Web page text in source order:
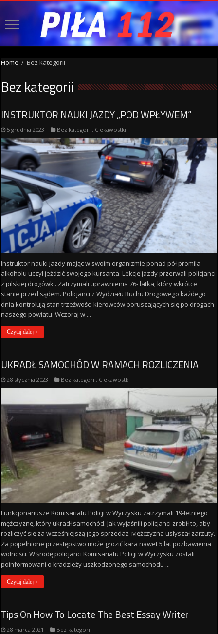
Home / Bez kategorii
Bez kategorii
INSTRUKTOR NAUKI JAZDY „POD WPŁYWEM”
5 grudnia 2023 Bez kategorii, Ciekawostki
Instruktor nauki jazdy mając w swoim organizmie ponad pół promila
alkoholu uczył jeździć swojego kursanta. Lekcję jazdy przerwali policjanci
z pilskiej drogówki. Zatrzymali uprawnienia 76- latka, który wkrótce
stanie przed sądem. Policjanci z Wydziału Ruchu Drogowego każdego
dnia kontrolują stan trzeźwości kierowców poruszających się po drogach
naszego powiatu. Wczoraj w ...
Czytaj dalej »
UKRADŁ SAMOCHÓD W RAMACH ROZLICZENIA
28 stycznia 2023 Bez kategorii, Ciekawostki
Funkcjonariusze Komisariatu Policji w Wyrzysku zatrzymali 19-letniego
mężczyznę, który ukradł samochód. Jak wyjaśnili policjanci zrobił to, aby
rozliczyć się za wcześniejszą jego sprzedaż. Mężczyzna usłyszał zarzuty.
Za popełnione przestępstwo może grozić kara nawet 5 lat pozbawienia
wolności. W środę policjanci Komisariatu Policji w Wyrzysku zostali
poinformowani o kradzieży uszkodzonego samochodu ...
Czytaj dalej »
Tips On How To Locate The Best Essay Writer
28 marca 2021 Bez kategorii